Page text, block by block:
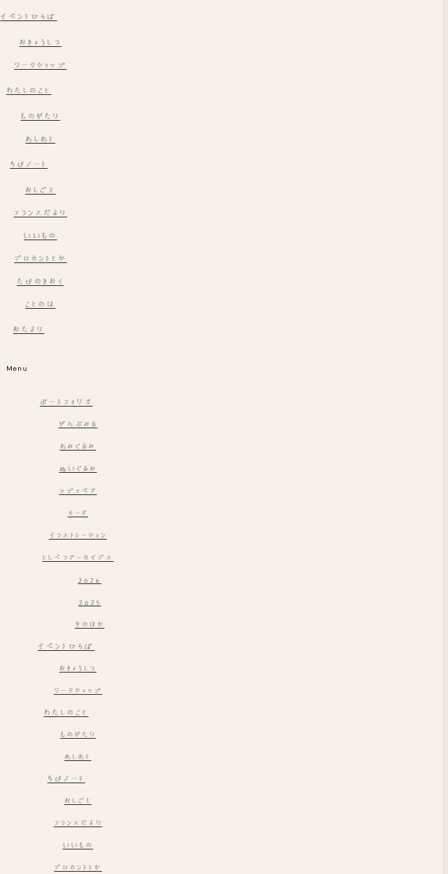
イベントひろば
おきょうしつ
ワークショップ
わたしのこと
ものがたり
あしあと
ちびノート
おしごと
フランスだより
いいもの
ブロカントとか
たびのきおく
ことのは
おたより
Menu
ポートフォリオ
ぜんぶみる
あみぐるみ
ぬいぐるみ
テディベア
モード
イラストレーション
としべつアーカイブス
2026
2025
そのほか
イベントひろば
おきょうしつ
ワークショップ
わたしのこと
ものがたり
あしあと
ちびノート
おしごと
フランスだより
いいもの
ブロカントとか